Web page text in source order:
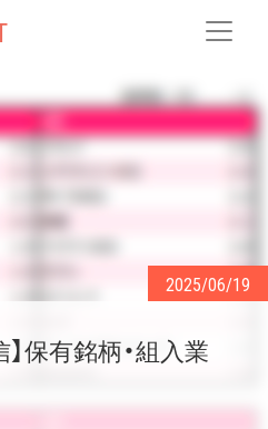
保有銘柄・組入業
2025/06/19